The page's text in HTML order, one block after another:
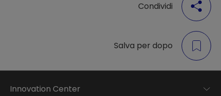
Condividi
Salva per dopo
Innovation Center